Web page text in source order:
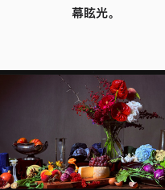
幕眩光。